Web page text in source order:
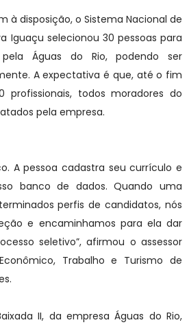
à disposição, o Sistema Nacional de
Iguaçu selecionou 30 pessoas para
Águas do Rio, podendo ser
A expectativa é que, até o fim
todos moradores do
pela empresa.
A pessoa cadastra seu currículo e
banco de dados. Quando uma
perfis de candidatos, nós
e encaminhamos para ela dar
seletivo”, afirmou o assessor
Trabalho e Turismo de
II, da empresa Águas do Rio,